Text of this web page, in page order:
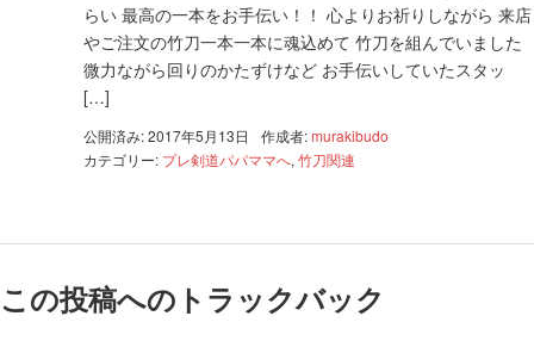
らい 最高の一本をお手伝い！！ 心よりお祈りしながら 来店
やご注文の竹刀一本一本に魂込めて 竹刀を組んでいました
微力ながら回りのかたずけなど お手伝いしていたスタッ
[…]
公開済み: 2017年5月13日 作成者:murakibudo
カテゴリー: プレ剣道パパママへ, 竹刀関連
この投稿へのトラックバック